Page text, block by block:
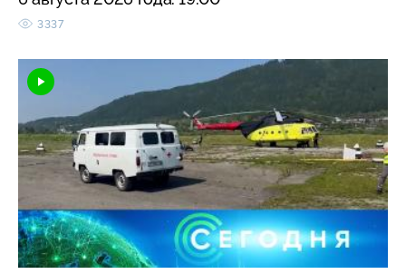
3337